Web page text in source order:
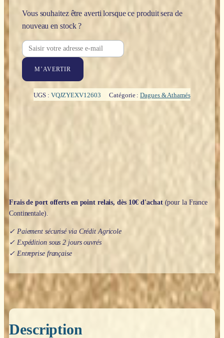
Vous souhaitez être averti lorsque ce produit sera de
nouveau en stock ?
M’AVERTIR
UGS : VQJZYEXV12603 Catégorie :Dagues & Athamés
Frais de port offerts en point relais, dès 10€ d'achat(pour la France
Continentale).
✓ Paiement sécurisé via Crédit Agricole
✓ Expédition sous 2 jours ouvrés
✓ Entreprise française
Description